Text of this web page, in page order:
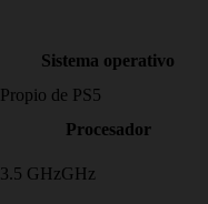
Sistema operativo
Propio de PS5
Procesador
3.5 GHzGHz